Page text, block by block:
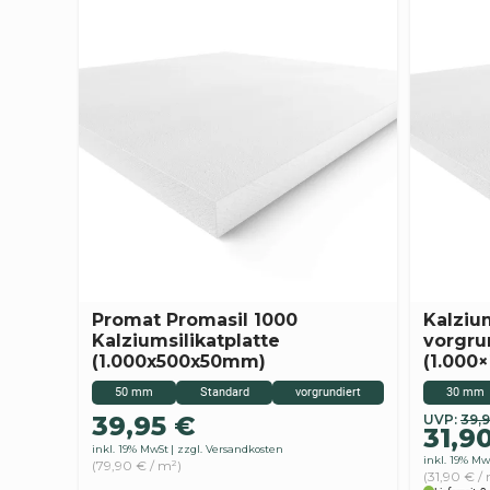
50 mm Standard vorgrundiert
Promat Promasil 1000
Kalziumsilikatplatte
(1.000x500x50mm)
39,95 €
inkl. 19% MwSt zzgl. Versandkosten
(79,90 € / m²)
30 mm
UVP:
Preis
war:
Preis
ist:
inkl. 19%
(31,90 € /